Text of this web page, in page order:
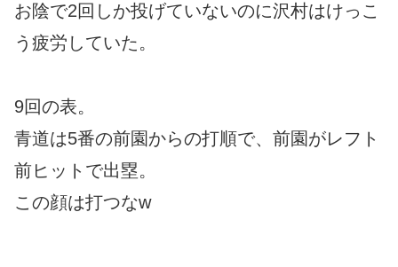
お陰で2回しか投げていないのに沢村はけっこ
う疲労していた。
9回の表。
青道は5番の前園からの打順で、前園がレフト
前ヒットで出塁。
この顔は打つなw